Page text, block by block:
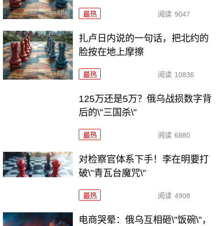
最热 阅读 9047
扎卢日内说的一句话，把北约的
脸按在地上摩擦
最热 阅读 10836
125万还是5万？俄乌战损数字背
后的\"三国杀\"
最热 阅读 6880
对检察官体系下手！李在明要打
破\"青瓦台魔咒\"
最热 阅读 4908
电商哭晕：俄乌互相砸\"饭碗\"，